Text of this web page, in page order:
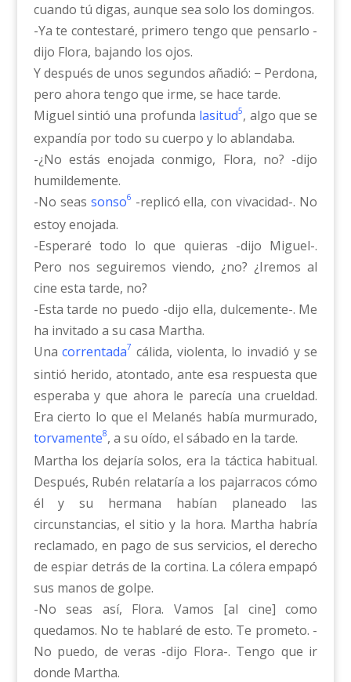
cuando tú digas, aunque sea solo los domingos.
-Ya te contestaré, primero tengo que pensarlo -
dijo Flora, bajando los ojos.
Y después de unos segundos añadió: − Perdona,
pero ahora tengo que irme, se hace tarde.
Miguel sintió una profunda lasitud5, algo que se
expandía por todo su cuerpo y lo ablandaba.
-¿No estás enojada conmigo, Flora, no? -dijo
humildemente.
-No seas sonso6 -replicó ella, con vivacidad-. No
estoy enojada.
-Esperaré todo lo que quieras -dijo Miguel-.
Pero nos seguiremos viendo, ¿no? ¿Iremos al
cine esta tarde, no?
-Esta tarde no puedo -dijo ella, dulcemente-. Me
ha invitado a su casa Martha.
Unacorrentada7 cálida, violenta, lo invadió y se
sintió herido, atontado, ante esa respuesta que
esperaba y que ahora le parecía una crueldad.
Era cierto lo que el Melanés había murmurado,
torvamente8, a su oído, el sábado en la tarde.
Martha los dejaría solos, era la táctica habitual.
Después, Rubén relataría a los pajarracos cómo
él y su hermana habían planeado las
circunstancias, el sitio y la hora. Martha habría
reclamado, en pago de sus servicios, el derecho
de espiar detrás de la cortina. La cólera empapó
sus manos de golpe.
-No seas así, Flora. Vamos [al cine] como
quedamos. No te hablaré de esto. Te prometo. -
No puedo, de veras -dijo Flora-. Tengo que ir
donde Martha.